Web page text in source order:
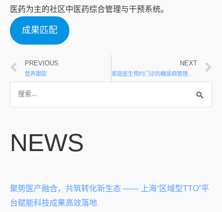
医药为主的社区中医药综合管理与干预系统。
成果匹配
PREVIOUS
营养跟踪
NEXT
家庭医生预约门诊的糖尿病管理模式及应用
NEWS
聚势医产融合，共筑转化新生态 —— 上海“区域型TTO”平
台赋能科技成果高效落地